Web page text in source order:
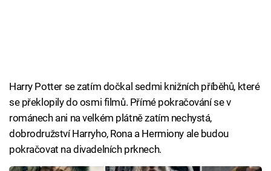
Harry Potter se zatím dočkal sedmi knižních příběhů, které
se překlopily do osmi filmů. Přímé pokračování se v
románech ani na velkém plátně zatím nechystá,
dobrodružství Harryho, Rona a Hermiony ale budou
pokračovat na divadelních prknech.